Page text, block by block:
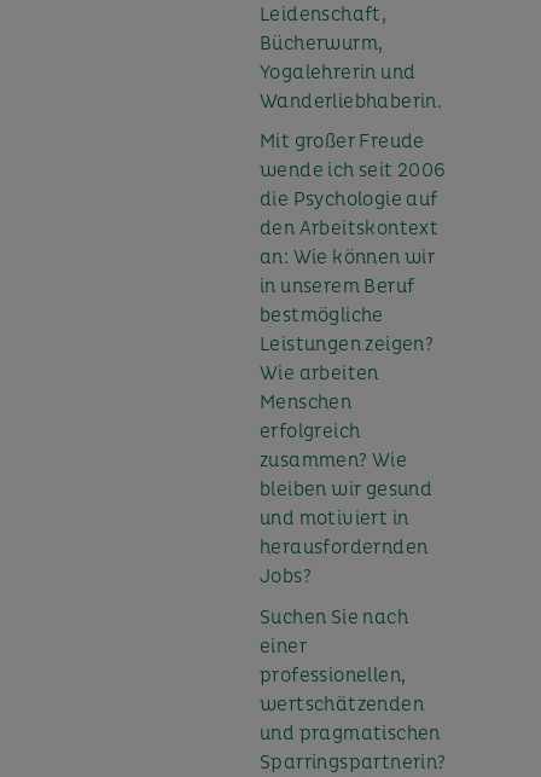
Leidenschaft,
Bücherwurm,
Yogalehrerin und
Wanderliebhaberin.
Mit großer Freude
wende ich seit 2006
die Psychologie auf
den Arbeitskontext
an: Wie können wir
in unserem Beruf
bestmögliche
Leistungen zeigen?
Wie arbeiten
Menschen
erfolgreich
zusammen? Wie
bleiben wir gesund
und motiviert in
herausfordernden
Jobs?
Suchen Sie nach
einer
professionellen,
wertschätzenden
und pragmatischen
Sparringspartnerin?